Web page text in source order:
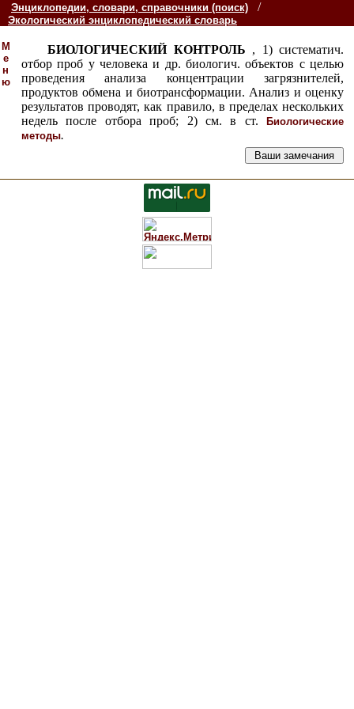
Энциклопедии, словари, справочники (поиск) /
Экологический энциклопедический словарь
М
е
н
ю
БИОЛОГИЧЕСКИЙ КОНТРОЛЬ , 1) систематич.
отбор проб у человека и др. биологич. объектов с целью
проведения анализа концентрации загрязнителей,
продуктов обмена и биотрансформации. Анализ и оценку
результатов проводят, как правило, в пределах нескольких
недель после отбора проб; 2) см. в ст.
Биологические
методы.